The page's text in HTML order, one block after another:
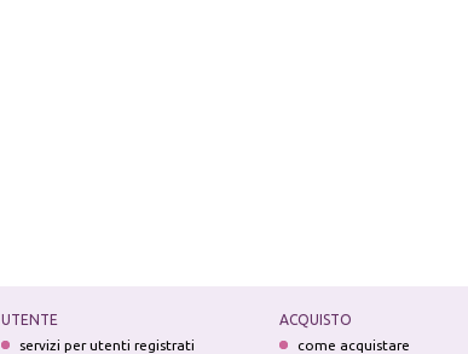
UTENTE
servizi per utenti registrati
ACQUISTO
come acquistare